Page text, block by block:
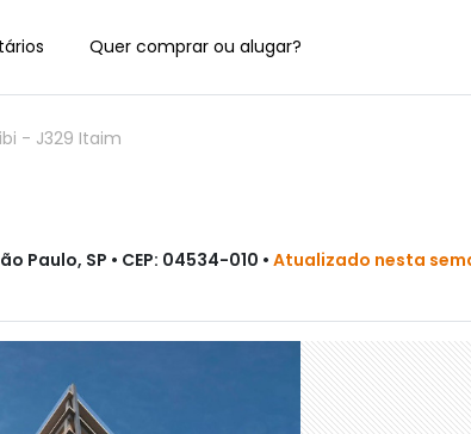
Quer comprar ou alugar?
- J329 Itaim
Paulo, SP • CEP: 04534-010 • Atualizado nesta